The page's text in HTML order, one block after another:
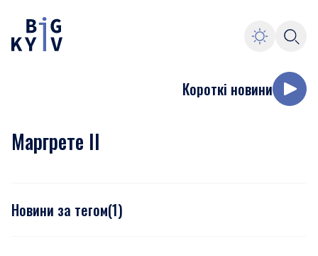
Короткі новини
Маргрете II
Новини за тегом(1)